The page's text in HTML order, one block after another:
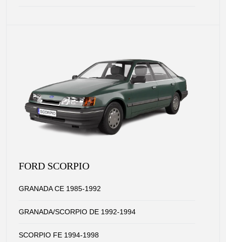
FORD SCORPIO
GRANADA CE 1985-1992
GRANADA/SCORPIO DE 1992-1994
SCORPIO FE 1994-1998